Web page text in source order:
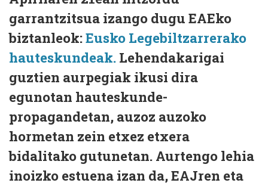
garrantzitsua izango dugu EAEko
biztanleok:Eusko Legebiltzarrerako
hauteskundeak. Lehendakarigai
guztien aurpegiak ikusi dira
egunotan hauteskunde-
propagandetan, auzoz auzoko
hormetan zein etxez etxera
bidalitako gutunetan. Aurtengo lehia
inoizko estuena izan da, EAJren eta